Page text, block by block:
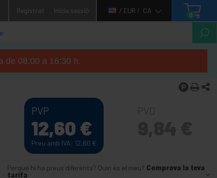
Registrat Inicia sessió / EUR / CA
0
de 08:00 a 16:30 h.
PVP
12,60 €
Preu amb IVA: 12,60 €
Perquè hi ha preus diferents? Quin és el meu? Comprova la teva
tarifa